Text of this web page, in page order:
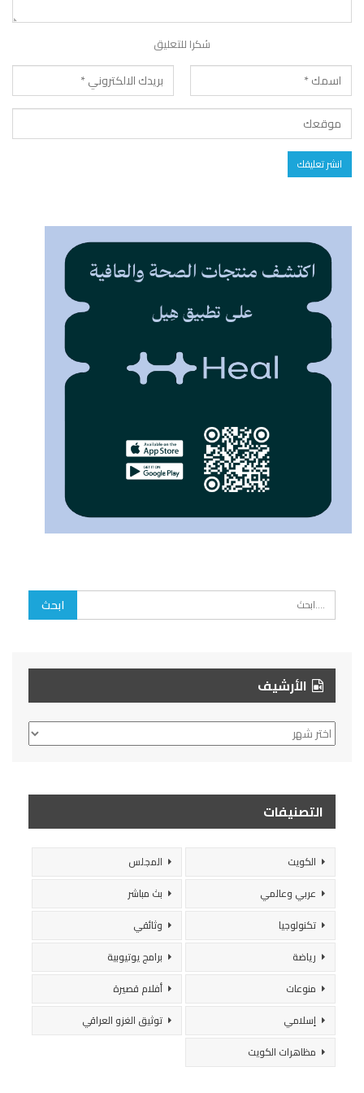
شكرا للتعليق
الأرشيف
الأرشيف
التصنيفات
الكويت
المجلس
عربي وعالمي
بث مباشر
تكنولوجيا
وثائقي
رياضة
برامج يوتيوبية
منوعات
أفلام قصيرة
إسلامي
توثيق الغزو العراقي
مظاهرات الكويت